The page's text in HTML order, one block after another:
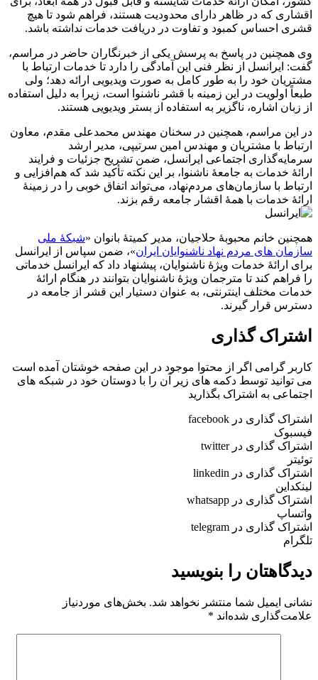
اقشاری که در ظاهر دارای محدودیت هستند، فراهم شود تا هیچ
قشری احساس کمبود و تفاوت در دریافت خدمات نداشته باشد.
وی همچنین در پاسخ به پرسش یکی از خبرنگاران حاضر در مراسم،
گفت: ایرانسل از نظر فنی این آمادگی را دارد تا خدمات ارتباط با
مشتریان خود را به طور کامل به صورت ویدیویی ارائه دهد؛ ولی
طبعاً اولویت در این زمینه با قشر ناشنوا است، زیرا به دلیل استفاده
از زبان اشاره، ناگزیر به استفاده از بستر ویدیویی هستند.
در این مراسم، همچنین در سخنان مهندس محمدعلی مقدم، معاون
ارتباط با مشتریان و مهندس امین سرتیپی، مدیر ارشد
سرمایه‌گذاری اجتماعی ایرانسل، ضمن تشریح جزئیات و فرایند
ارائۀ خدمات به جامعۀ ناشنوا، بر این نکته تأکید شد که هم‌افزایی و
ارتباط با سازمان‌های مردم‌نهاد، می‌تواند اتفاق خوبی را در زمینۀ
ارائۀ خدمات با همۀ اقشار جامعه رقم بزند.
همچنین خانم محبوبۀ حلاجیان، مدیر کمیتۀ بانوان «شبکۀ ملی
سازمان های مردم نهاد ناشنوایان ایران»، ضمن سپاس از ایرانسل
برای ارائۀ خدمات ویژۀ ناشنوایان، پیشنهاد داد که ایرانسل خدماتی
را فراهم کند تا مترجمان ویژۀ ناشنوایان بتوانند در هنگام ارائۀ
خدمات مختلف اینترنتی، به عنوان دستیار این قشر از جامعه در
دسترس قرار گیرند.
اشتراک گذاری
کاربر گرامی اگر از محتوا موجود در این صفحه خوشتان آمده است
می توانید توسط دکمه های زیر آن را با دوستان خود در شبکه های
اجتماعی به اشتراک بگذارید
اشتراک گذاری در facebook
فیسبوک
اشتراک گذاری در twitter
توئیتر
اشتراک گذاری در linkedin
لینکداین
اشتراک گذاری در whatsapp
واتساپ
اشتراک گذاری در telegram
تلگرام
دیدگاهتان را بنویسید
نشانی ایمیل شما منتشر نخواهد شد. بخش‌های موردنیاز
علامت‌گذاری شده‌اند *